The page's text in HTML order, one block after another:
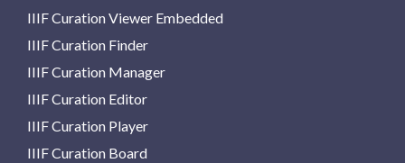
IIIF Curation Viewer Embedded
IIIF Curation Finder
IIIF Curation Manager
IIIF Curation Editor
IIIF Curation Player
IIIF Curation Board